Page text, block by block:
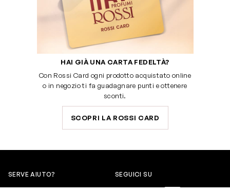
HAI GIÀ UNA CARTA FEDELTÀ?
Con Rossi Card ogni prodotto acquistato online
o in negozio ti fa guadagnare punti e ottenere
sconti.
SCOPRI LA ROSSI CARD
SERVE AIUTO? SEGUICI SU